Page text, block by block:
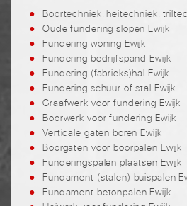
Boortechniek, heitechniek,
Oude fundering slopen Ewijk
Fundering woning Ewijk
Fundering bedrijfspand Ewijk
Fundering (fabrieks)hal Ewijk
Fundering schuur of stal Ewijk
Graafwerk voor fundering Ewijk
Boorwerk voor fundering Ewijk
Verticale gaten boren Ewijk
Boorgaten voor boorpalen Ewijk
Funderingspalen plaatsen Ewijk
Fundament (stalen) buispalen
Fundament betonpalen Ewijk